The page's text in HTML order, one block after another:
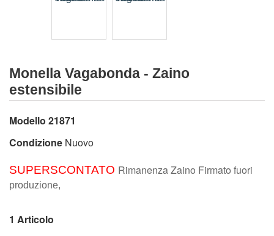
Monella Vagabonda - Zaino
estensibile
Modello 21871
Condizione Nuovo
SUPERSCONTATO Rimanenza Zaino Firmato fuori
produzione,
1 Articolo